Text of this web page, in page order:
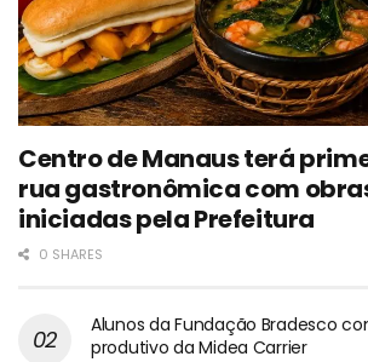
Centro de Manaus terá
rua gastronômica com
iniciadas pela Prefeitura
0 SHARES
Alunos da Fundação Bradesco
produtivo da Midea Carrier